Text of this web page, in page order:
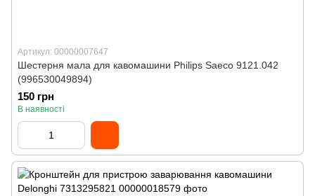
Артикул: 00000007647
Шестерня мала для кавомашини Philips Saeco 9121.042
(996530049894)
150 грн
В наявності